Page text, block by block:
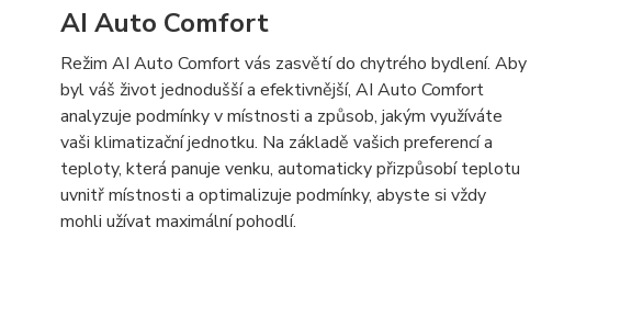
AI Auto Comfort
Režim AI Auto Comfort vás zasvětí do chytrého bydlení. Aby
byl váš život jednodušší a efektivnější, AI Auto Comfort
analyzuje podmínky v místnosti a způsob, jakým využíváte
vaši klimatizační jednotku. Na základě vašich preferencí a
teploty, která panuje venku, automaticky přizpůsobí teplotu
uvnitř místnosti a optimalizuje podmínky, abyste si vždy
mohli užívat maximální pohodlí.